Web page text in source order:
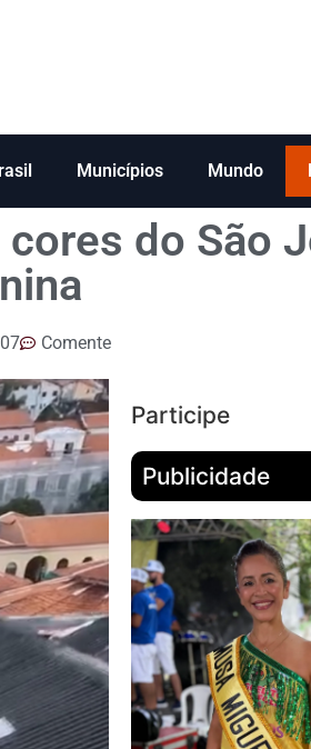
Municípios Mundo
do São
Comente
Participe
Publicidade